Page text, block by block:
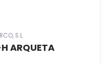
S.L
ARQUETA